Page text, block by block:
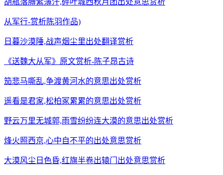
从军行-赏析陈羽作品)
日暮沙漠陲,战声烟尘里出处翻译赏析
《送魏大从军》原文赏析-陈子昂古诗
笳悲马嘶乱,争渡黄河水的意思出处赏析
遥看是君家,松柏冢累累的意思出处赏析
野云万里无城郭,雨雪纷纷连大漠的意思出处赏析
烽火照西京,心中自不平的出处意思赏析
大漠风尘日色昏,红旗半卷出辕门出处意思赏析